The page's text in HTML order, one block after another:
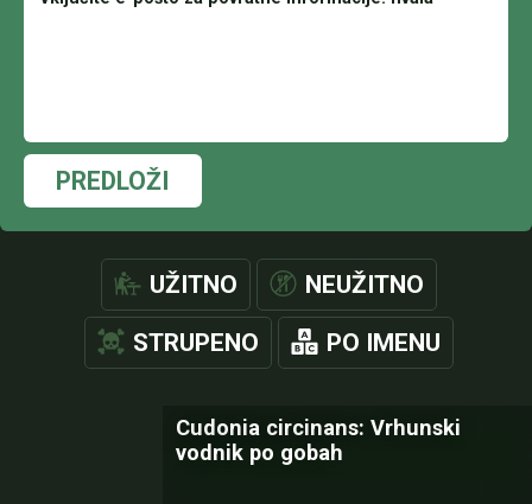
PREDLOŽI
UŽITNO NEUŽITNO
STRUPENO PO IMENU
Cudonia circinans: Vrhunski
vodnik po gobah